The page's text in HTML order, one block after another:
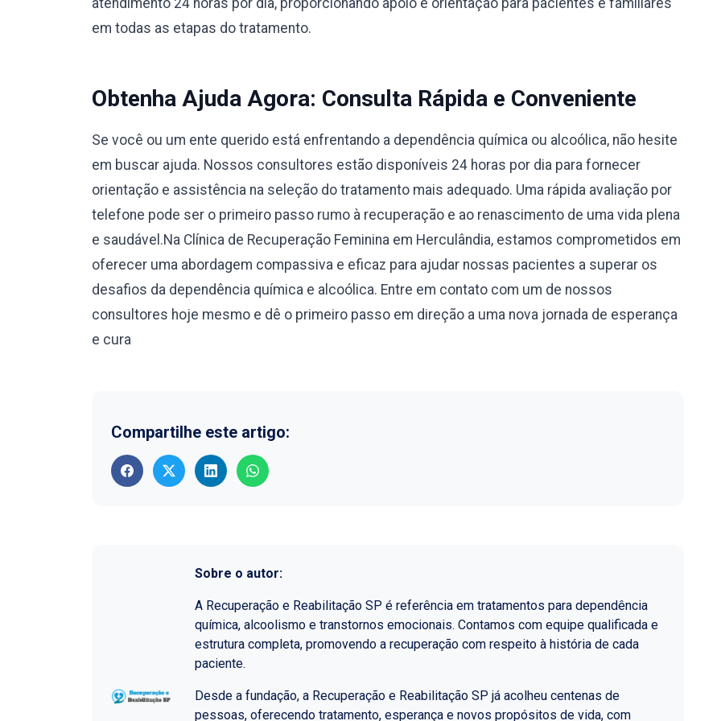
atendimento 24 horas por dia, proporcionando apoio e orientação para pacientes e familiares
em todas as etapas do tratamento.
Obtenha Ajuda Agora: Consulta Rápida e Conveniente
Se você ou um ente querido está enfrentando a dependência química ou alcoólica, não hesite
em buscar ajuda. Nossos consultores estão disponíveis 24 horas por dia para fornecer
orientação e assistência na seleção do tratamento mais adequado. Uma rápida avaliação por
telefone pode ser o primeiro passo rumo à recuperação e ao renascimento de uma vida plena
e saudável.Na Clínica de Recuperação Feminina em Herculândia, estamos comprometidos em
oferecer uma abordagem compassiva e eficaz para ajudar nossas pacientes a superar os
desafios da dependência química e alcoólica. Entre em contato com um de nossos
consultores hoje mesmo e dê o primeiro passo em direção a uma nova jornada de esperança
e cura
Compartilhe este artigo:
Sobre o autor:
A Recuperação e Reabilitação SP é referência em tratamentos para dependência
química, alcoolismo e transtornos emocionais. Contamos com equipe qualificada e
estrutura completa, promovendo a recuperação com respeito à história de cada
paciente.
Desde a fundação, a Recuperação e Reabilitação SP já acolheu centenas de
pessoas, oferecendo tratamento, esperança e novos propósitos de vida, com